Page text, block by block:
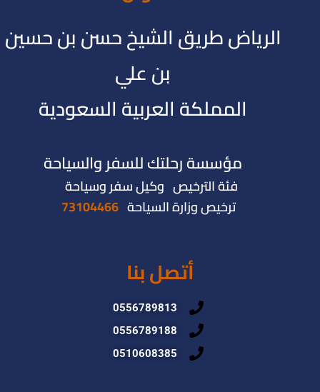
الرياض طريق الشيخ حسن بن حسين
بن علي
المملكة العربية السعودية
مؤسسة رحلتك للسفر والسياحة
فئة الترخيص وكيل سفر وسياحة
ترخيص وزارة السياحة 73104466
أتصل بنا
0556789813
0556789188
0510608385